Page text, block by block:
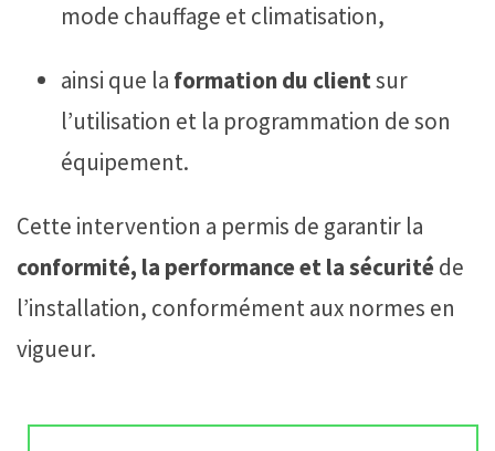
mode chauffage et climatisation,
ainsi que la formation du clientsur
l’utilisation et la programmation de son
équipement.
Cette intervention a permis de garantir la
conformité, la performance et la sécuritéde
l’installation, conformément aux normes en
vigueur.